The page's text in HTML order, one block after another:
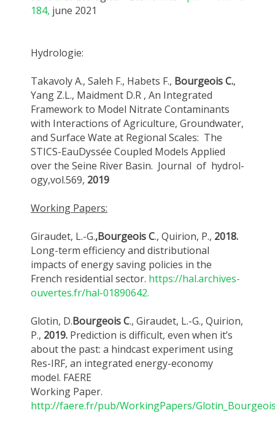
184, june 2021
Hydrologie:
Takavoly A., Saleh F., Habets F., Bourgeois C.,
Yang Z.L., Maidment D.R , An Integrated
Framework to Model Nitrate Contaminants
with Interactions of Agriculture, Groundwater,
and Surface Wate at Regional Scales: The
STICS-EauDyssée Coupled Models Applied
over the Seine River Basin. Journal of hydrol-
ogy,vol.569, 2019
Working Papers:
Giraudet, L.-G.,Bourgeois C., Quirion, P., 2018.
Long-term efficiency and distributional
impacts of energy saving policies in the
French residential sector. https://hal.archives-
ouvertes.fr/hal-01890642.
Glotin, D.Bourgeois C., Giraudet, L.-G., Quirion,
P., 2019. Prediction is difficult, even when it’s
about the past: a hindcast experiment using
Res-IRF, an integrated energy-economy
model. FAERE
Working Paper.
http://faere.fr/pub/WorkingPapers/